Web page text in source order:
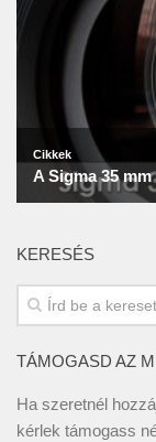
KERESÉS
TÁMOGASD AZ
Ha szeretnél
kérlek támogass